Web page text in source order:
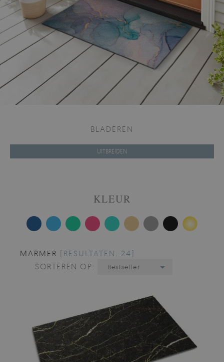
BLADEREN
UITBREIDEN
KLEUR
MARMER [RESULTATEN: 24]
SORTEREN OP:
Bestseller